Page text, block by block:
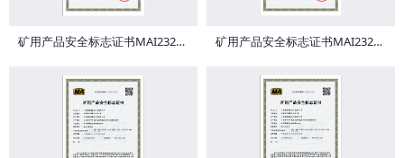
矿用产品安全标志证书MAI232416 矿用产品安全标志证书MAI232415